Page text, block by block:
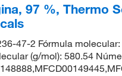
97 %, Thermo
47-2 Fórmula
(g/mol): 580.54